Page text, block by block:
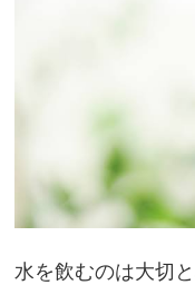
水を飲むのは大切